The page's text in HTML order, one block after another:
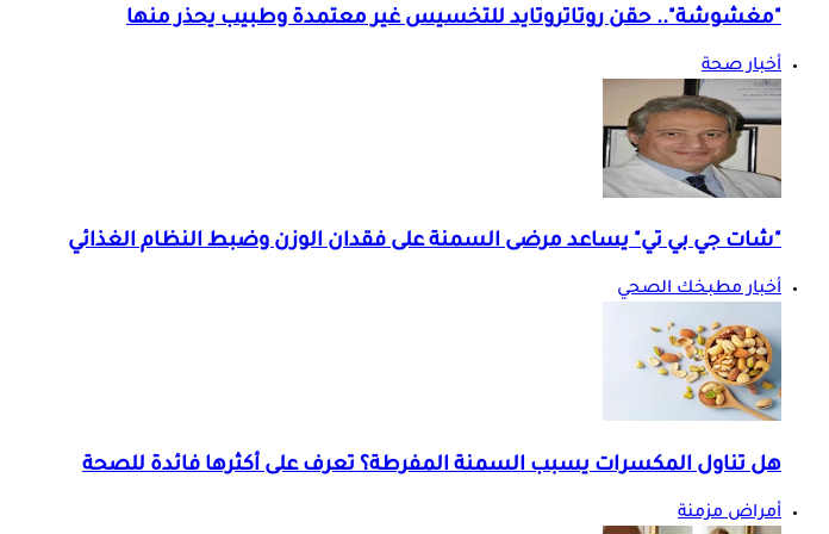
"مغشوشة".. حقن روتاتروتايد للتخسيس غير معتمدة وطبيب يحذر منها
أخبار صحة
"شات جي بي تي" يساعد مرضى السمنة على فقدان الوزن وضبط النظام الغذائي
أخبار مطبخك الصحي
هل تناول المكسرات يسبب السمنة المفرطة؟ تعرف على أكثرها فائدة للصحة
أمراض مزمنة